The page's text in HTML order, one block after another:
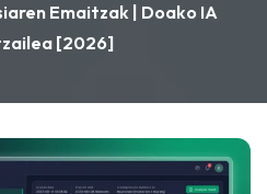
Emaitzak | Doako IA
[2026]